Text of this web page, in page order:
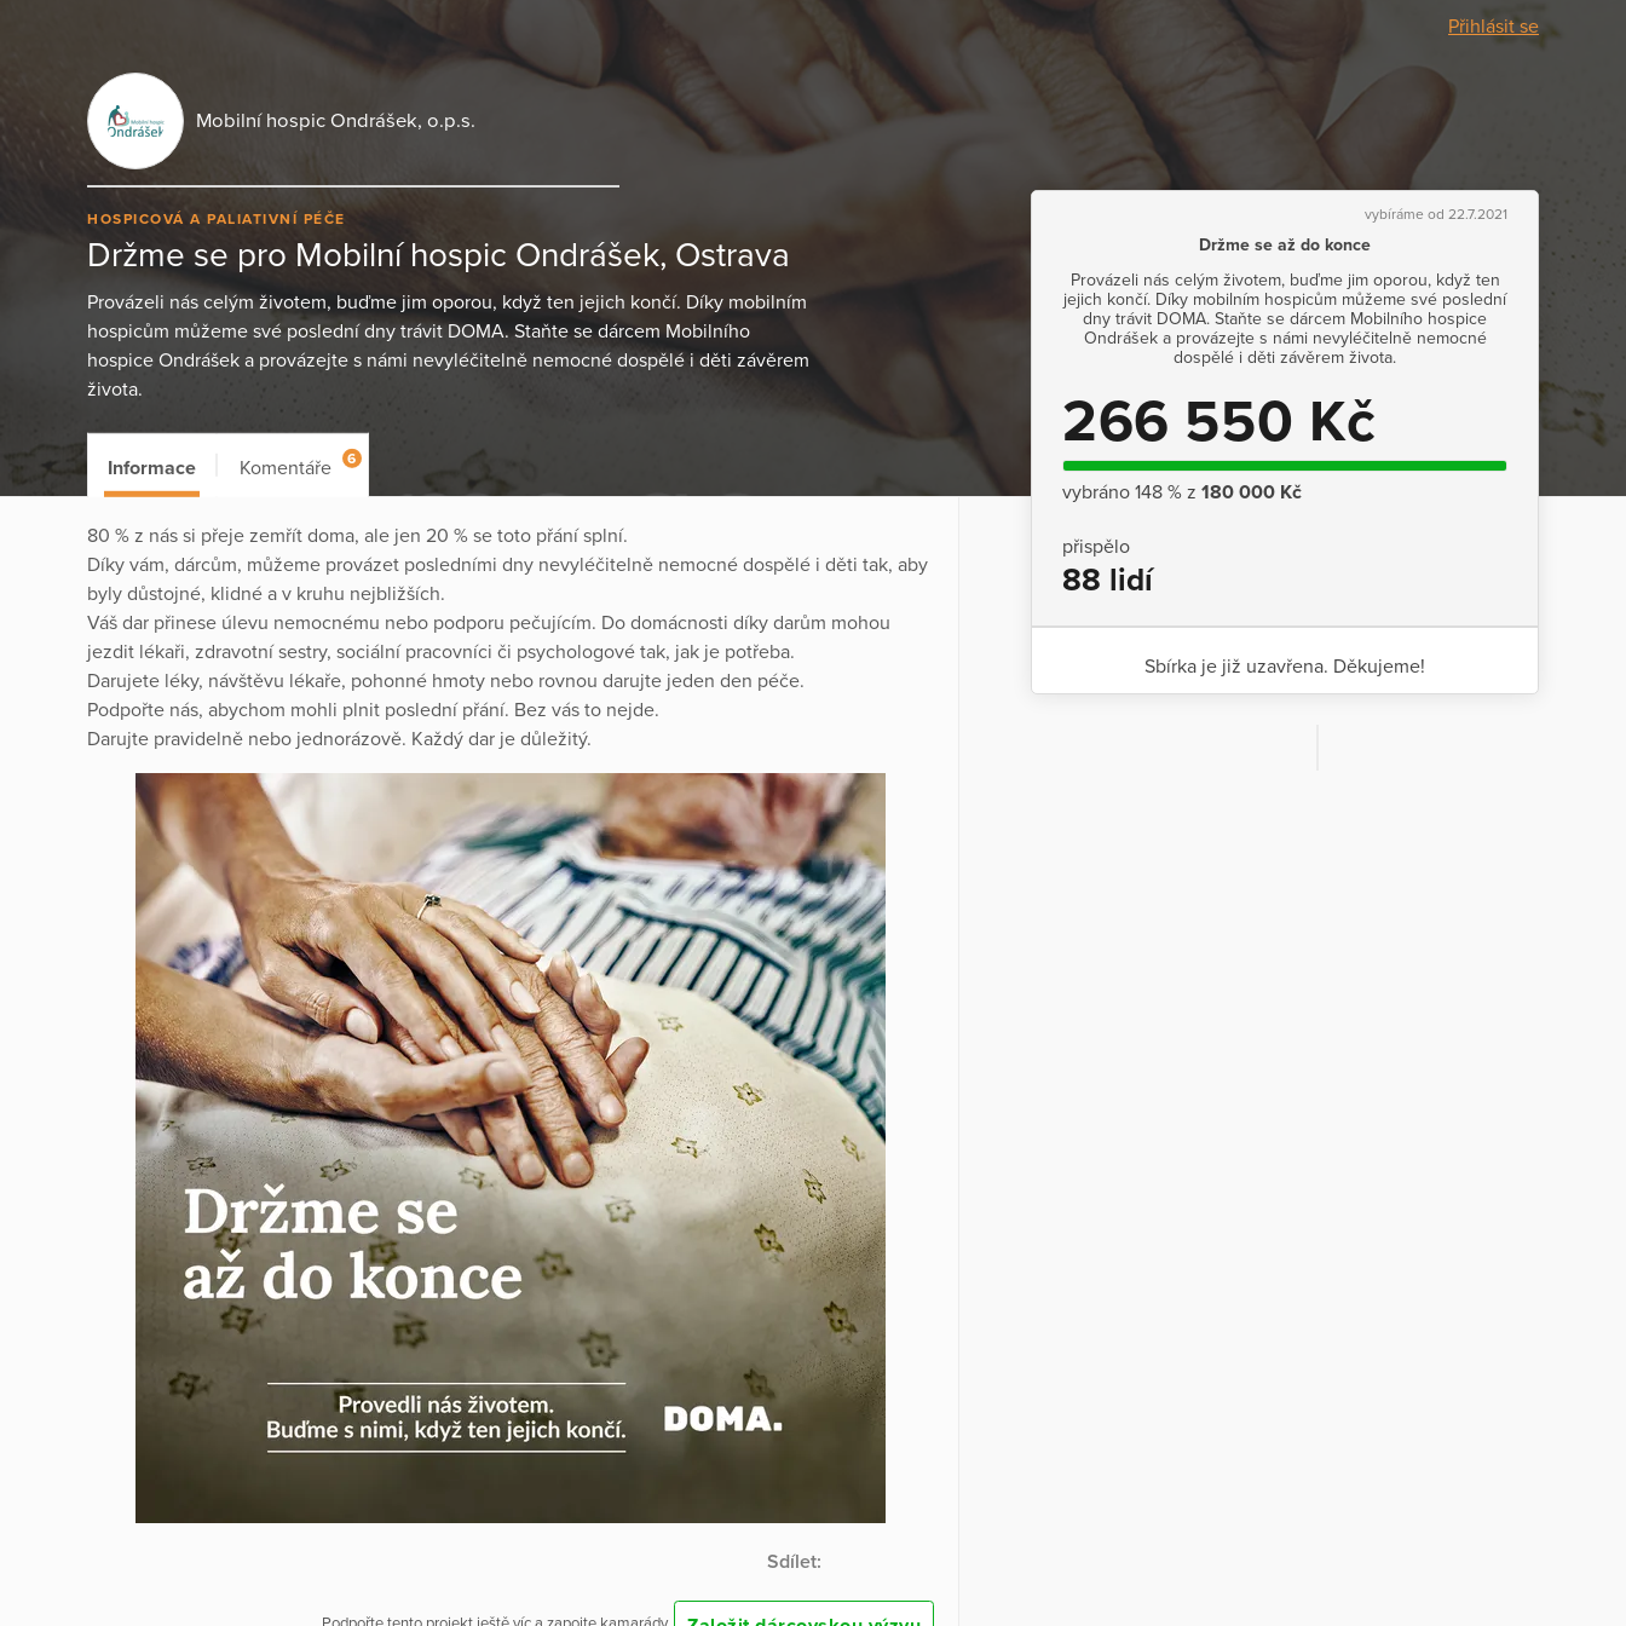
Přihlásit se
Mobilní hospic Ondrášek, o.p.s.
HOSPICOVÁ A PALIATIVNÍ PÉČE
Držme se pro Mobilní hospic Ondrášek, Ostrava
Provázeli nás celým životem, buďme jim oporou, když ten jejich končí. Díky mobilním
hospicům můžeme své poslední dny trávit DOMA. Staňte se dárcem Mobilního
hospice Ondrášek a provázejte s námi nevyléčitelně nemocné dospělé i děti závěrem
života.
vybíráme od 22.7.2021
Držme se až do konce
Provázeli nás celým životem, buďme jim oporou, když ten
jejich končí. Díky mobilním hospicům můžeme své poslední
dny trávit DOMA. Staňte se dárcem Mobilního hospice
Ondrášek a provázejte s námi nevyléčitelně nemocné
dospělé i děti závěrem života.
266 550 Kč
vybráno 148 % z 180 000 Kč
přispělo
88 lidí
Sbírka je již uzavřena. Děkujeme!
Informace Komentáře 6
80 % z nás si přeje zemřít doma, ale jen 20 % se toto přání splní.
Díky vám, dárcům, můžeme provázet posledními dny nevyléčitelně nemocné dospělé i děti tak, aby
byly důstojné, klidné a v kruhu nejbližších.
Váš dar přinese úlevu nemocnému nebo podporu pečujícím. Do domácnosti díky darům mohou
jezdit lékaři, zdravotní sestry, sociální pracovníci či psychologové tak, jak je potřeba.
Darujete léky, návštěvu lékaře, pohonné hmoty nebo rovnou darujte jeden den péče.
Podpořte nás, abychom mohli plnit poslední přání. Bez vás to nejde.
Darujte pravidelně nebo jednorázově. Každý dar je důležitý.
Sdílet: